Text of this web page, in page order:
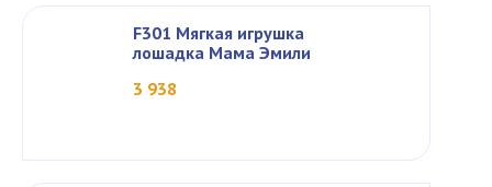
F301 Мягкая игрушка
лошадка Мама Эмили
3 938